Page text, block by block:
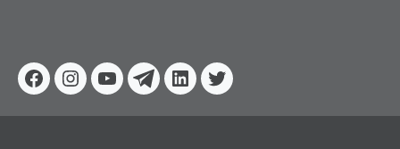
Facebook
Instagram
YoutubeTelegram
Linkedin
Twitter